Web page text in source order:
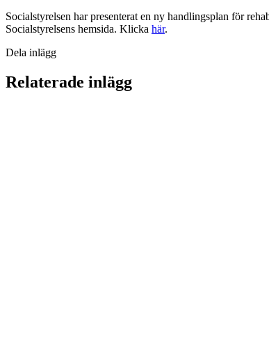
Socialstyrelsen har presenterat en ny handlingsplan för
Socialstyrelsens hemsida. Klicka här.
Dela inlägg
Relaterade inlägg